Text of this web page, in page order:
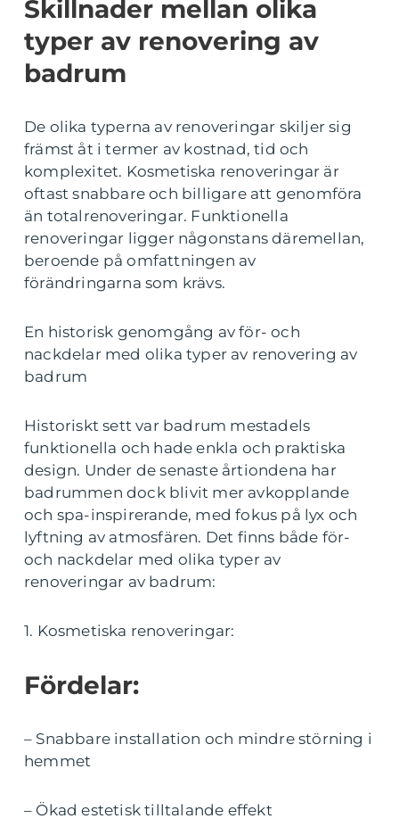
Skillnader mellan olika
typer av renovering av
badrum
De olika typerna av renoveringar skiljer sig
främst åt i termer av kostnad, tid och
komplexitet. Kosmetiska renoveringar är
oftast snabbare och billigare att genomföra
än totalrenoveringar. Funktionella
renoveringar ligger någonstans däremellan,
beroende på omfattningen av
förändringarna som krävs.
En historisk genomgång av för- och
nackdelar med olika typer av renovering av
badrum
Historiskt sett var badrum mestadels
funktionella och hade enkla och praktiska
design. Under de senaste årtiondena har
badrummen dock blivit mer avkopplande
och spa-inspirerande, med fokus på lyx och
lyftning av atmosfären. Det finns både för-
och nackdelar med olika typer av
renoveringar av badrum:
1. Kosmetiska renoveringar:
Fördelar:
– Snabbare installation och mindre störning i
hemmet
– Ökad estetisk tilltalande effekt